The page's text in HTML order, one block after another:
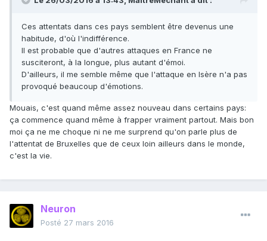
Ces attentats dans ces pays semblent être devenus une
habitude, d'où l'indifférence.
Il est probable que d'autres attaques en France ne
susciteront, à la longue, plus autant d'émoi.
D'ailleurs, il me semble même que l'attaque en Isère n'a pas
provoqué beaucoup d'émotions.
Mouais, c'est quand même assez nouveau dans certains pays:
ça commence quand même à frapper vraiment partout. Mais bon
moi ça ne me choque ni ne me surprend qu'on parle plus de
l'attentat de Bruxelles que de ceux loin ailleurs dans le monde,
c'est la vie.
Neuron
Posté 27 mars 2016